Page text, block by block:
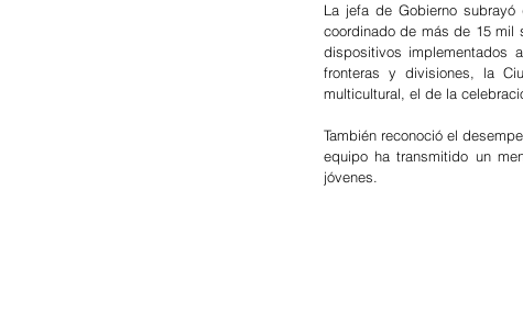
La jefa de Gobierno
coordinado de más de 15 mil
dispositivos implementados
fronteras y divisiones, la
multicultural, el de la
También reconoció el
equipo ha transmitido un
jóvenes.